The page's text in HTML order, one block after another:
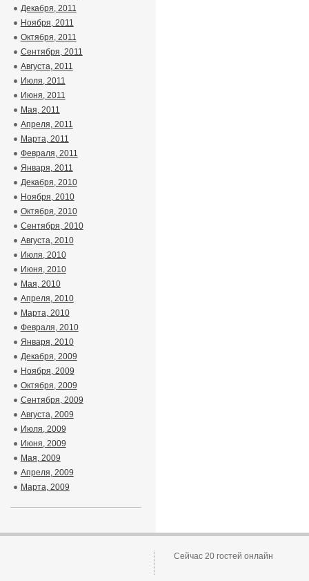
Декабря, 2011
Ноября, 2011
Октября, 2011
Сентября, 2011
Августа, 2011
Июля, 2011
Июня, 2011
Мая, 2011
Апреля, 2011
Марта, 2011
Февраля, 2011
Января, 2011
Декабря, 2010
Ноября, 2010
Октября, 2010
Сентября, 2010
Августа, 2010
Июля, 2010
Июня, 2010
Мая, 2010
Апреля, 2010
Марта, 2010
Февраля, 2010
Января, 2010
Декабря, 2009
Ноября, 2009
Октября, 2009
Сентября, 2009
Августа, 2009
Июля, 2009
Июня, 2009
Мая, 2009
Апреля, 2009
Марта, 2009
Сейчас 20 гостей онлайн